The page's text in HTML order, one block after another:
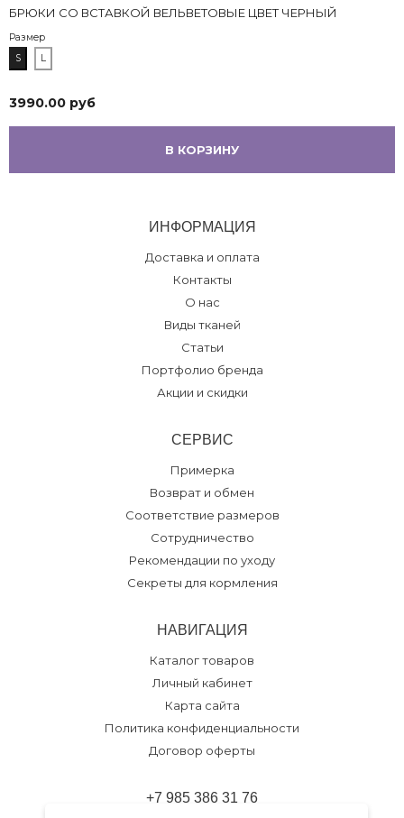
БРЮКИ СО ВСТАВКОЙ ВЕЛЬВЕТОВЫЕ ЦВЕТ ЧЕРНЫЙ
Размер
S
L
3990.00 руб
В КОРЗИНУ
ИНФОРМАЦИЯ
Доставка и оплата
Контакты
О нас
Виды тканей
Статьи
Портфолио бренда
Акции и скидки
СЕРВИС
Примерка
Возврат и обмен
Соответствие размеров
Сотрудничество
Рекомендации по уходу
Секреты для кормления
НАВИГАЦИЯ
Каталог товаров
Личный кабинет
Карта сайта
Политика конфиденциальности
Договор оферты
+7 985 386 31 76